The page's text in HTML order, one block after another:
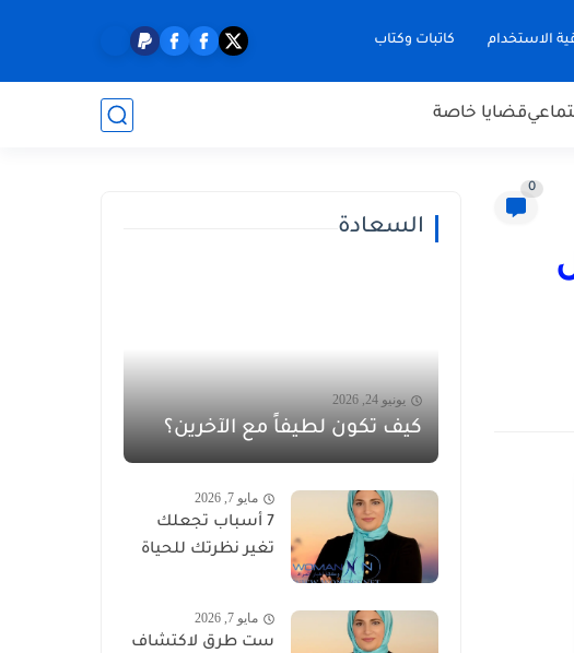
الاستخدام كاتبات وكتاب
قضايا خاصة
0
السعادة
يونيو 24, 2026
كيف تكون لطيفاً مع الآخرين؟
مايو 7, 2026
7 أسباب تجعلك
تغير نظرتك للحياة
مايو 7, 2026
ست طرق لاكتشاف